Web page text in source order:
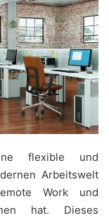
flexible und
Arbeitswelt
Work und
hat. Dieses